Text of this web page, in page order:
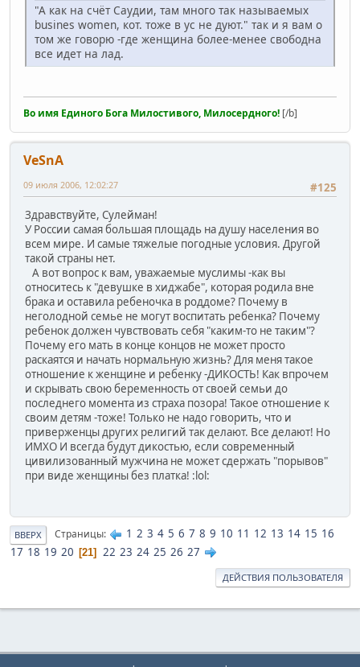
"А как на счёт Саудии, там много так называемых
busines women, кот. тоже в ус не дуют." так и я вам о
том же говорю -где женщина более-менее свободна
все идет на лад.
Во имя Единого Бога Милостивого, Милосердного! [/b]
VeSnA
#125
09 июля 2006, 12:02:27
Здравствуйте, Сулейман!
У России самая большая площадь на душу населения во
всем мире. И самые тяжелые погодные условия. Другой
такой страны нет.
А вот вопрос к вам, уважаемые муслимы -как вы
относитесь к "девушке в хиджабе", которая родила вне
брака и оставила ребеночка в роддоме? Почему в
неголодной семье не могут воспитать ребенка? Почему
ребенок должен чувствовать себя "каким-то не таким"?
Почему его мать в конце концов не может просто
раскаятся и начать нормальную жизнь? Для меня такое
отношение к женщине и ребенку -ДИКОСТЬ! Как впрочем
и скрывать свою беременность от своей семьи до
последнего момента из страха позора! Такое отношение к
своим детям -тоже! Только не надо говорить, что и
приверженцы других религий так делают. Все делают! Но
ИМХО И всегда будут дикостью, если современный
цивилизованный мужчина не может сдержать "порывов"
при виде женщины без платка! :lol:
ВВЕРХ Страницы 1 2 3 4 5 6 7 8 9 10 11 12 13 14 15 16
17 18 19 20 21 22 23 24 25 26 27
ДЕЙСТВИЯ ПОЛЬЗОВАТЕЛЯ